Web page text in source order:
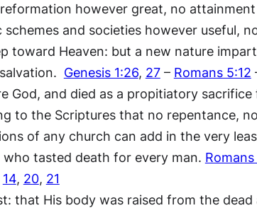
however great, no
and societies however useful,
toward Heaven: but a new nature
Genesis 1:26, 27– Romans 5:12
God, and died as a propitiatory
to the Scriptures that no repentance,
of any church can add in the very
tasted death for every man.
14, 20, 21
that His body was raised from the